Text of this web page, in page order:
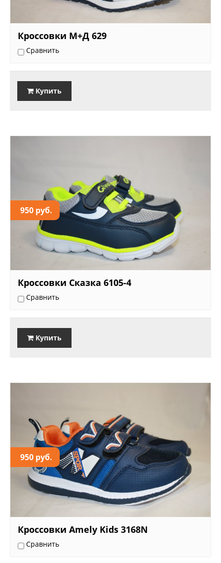
Кроссовки М+Д 629
Сравнить
Купить
950 руб.
Кроссовки Сказка 6105-4
Сравнить
Купить
950 руб.
Кроссовки Amely Kids 3168N
Сравнить